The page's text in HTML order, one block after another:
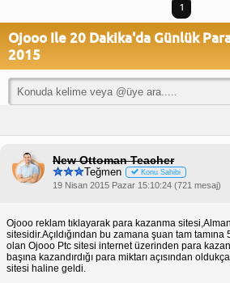
1
Ojooo Ile 20 Dakika'da Günlük
2015
New Ottoman Teacher
Teğmen Konu Sahibi
19 Nisan 2015 Pazar 15:10:24 (721 mesaj)
Ojooo reklam tıklayarak para kazanma
sitesidir.Açıldığından bu zamana şuan tam tamına
olan Ojooo Ptc sitesi internet üzerinden para
başına kazandırdığı para miktarı açısından
sitesi haline geldi.